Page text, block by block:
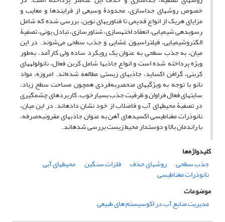
خصوص روش‏های جداسازی، محدودۀ وسیعی از فرایندها و معایب و
مزایای هریک از انواع قدیمی تا فناوری‏های نوین، بررسی شده که شامل
رسوب‏دهی شیمیایی، انعقاد لخته‏سازی، شناورسازی، تبادل یونی، تصفیۀ
الکتروشیمیایی، فیلتراسیون غشایی و جذب سطحی می‌شوند. در این
میان، به جذب سطحی به عنوان یک رویکرد ساده ولی کارآمد، به‌طور
ویژه پرداخته شده است و انواع جاذب‏ها شامل کربن فعال، نانولوله‏های
کربنی، گرافن اکساید، جاذب‏های زیستی مطالعه ‌شده‌‏اند. امروزه، مواد
نانو با توجه به ویژگی‏های منحصربه‌فردی همچون مساحت سطح زیاد،
سایت‏های فعال فراوان و ظرفیت جذب بسیارخوب، کاربردهای چشم‏گیری
در تصفیۀ محیط‏های آب و فاضلاب از خود نشان داده‏اند. در این میان،
نانوذرات مغناطیسی اکسیدهای آهن به عنوان جاذب‏های مقرون‏به‌صرفه،
با راندمان بالا و دوستدار محیط‏ زیست بررسی شده‏اند.
کلیدواژه‌ها
جذب سطحی
روش‏های حذف فلزات سنگین محیط‏های آبی
نانوذرات مغناطیسی
موضوعات
مدیریت منابع آب در اکوسیستم های طبیعی